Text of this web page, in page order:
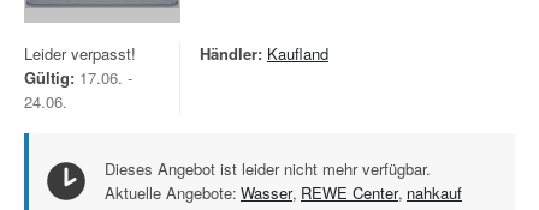
Leider verpasst!
Gültig: 17.06. -
24.06.
Händler: Kaufland
Dieses Angebot ist leider nicht mehr verfügbar.
Aktuelle Angebote: Wasser, REWE Center, nahkauf